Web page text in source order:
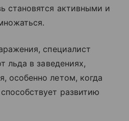
становятся активными и
специалист
льда в заведениях,
особенно летом, когда
развитию